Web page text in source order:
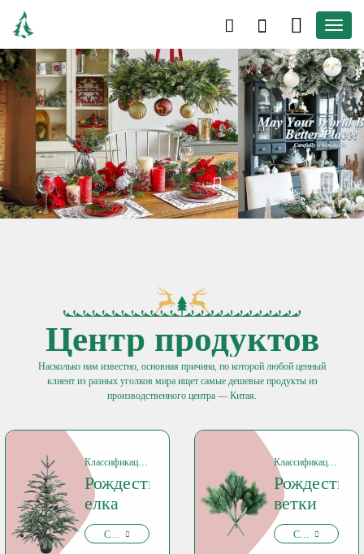
Центр продуктов
Насколько нам известно, основная причина, по которой любой ценный
клиент из разных уголков мира ищет самые дешевые продукты из
производственного центра — Китая.
Рождественская
елка
Смотри сейчас
ветки
Смотри сейчас